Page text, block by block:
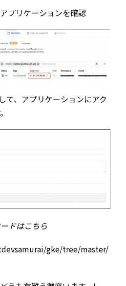
プリケーションを確認
て、アプリケーションにアク
ドはこちら
gke/tree/master/